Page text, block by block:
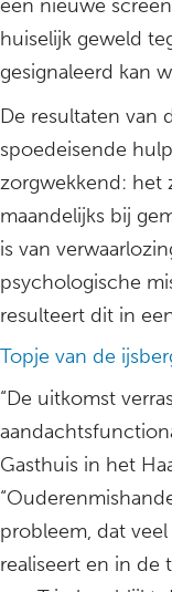
een nieuwe
huiselijk geweld
gesignaleerd kan
De resultaten van
spoedeisende
zorgwekkend: het
maandelijks bij
is van
psychologische
resulteert dit in
Topje van de
“De uitkomst
Gasthuis in het
probleem, dat
realiseert en in de